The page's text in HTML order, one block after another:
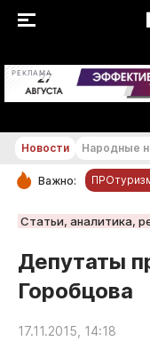
РЕКЛАМА
РУБРИКИ
Новости
Статьи
Народные
Новости Народные
Важно:
Статьи, аналитика,
Депутаты
Горобцова
17.11.2015, 14:18